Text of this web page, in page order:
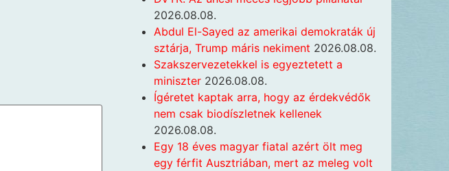
2026.08.08.
Abdul El-Sayed az amerikai demokraták új
sztárja, Trump máris nekiment 2026.08.08.
Szakszervezetekkel is egyeztetett a
miniszter 2026.08.08.
Ígéretet kaptak arra, hogy az érdekvédők
nem csak biodíszletnek kellenek
2026.08.08.
Egy 18 éves magyar fiatal azért ölt meg
egy férfit Ausztriában, mert az meleg volt